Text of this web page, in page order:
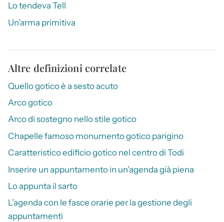
Lo tendeva Tell
Un’arma primitiva
Altre definizioni correlate
Quello gotico è a sesto acuto
Arco gotico
Arco di sostegno nello stile gotico
Chapelle famoso monumento gotico parigino
Caratteristico edificio gotico nel centro di Todi
Inserire un appuntamento in un’agenda già piena
Lo appunta il sarto
L’agenda con le fasce orarie per la gestione degli
appuntamenti